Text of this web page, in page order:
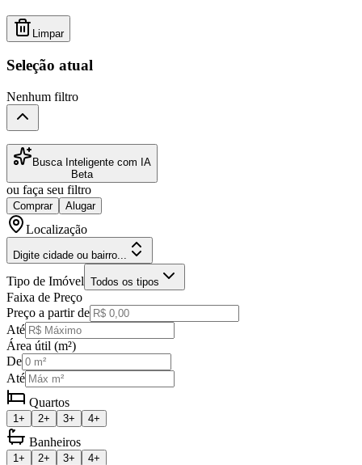
Limpar
Seleção atual
Nenhum filtro
Busca Inteligente com IA
Beta
ou faça seu filtro
Comprar Alugar
Localização
Digite cidade ou bairro...
Tipo de Imóvel Todos os tipos
Faixa de Preço
Preço a partir de
Até
Área útil (m²)
De
Até
Quartos
1+ 2+ 3+ 4+
Banheiros
1+ 2+ 3+ 4+